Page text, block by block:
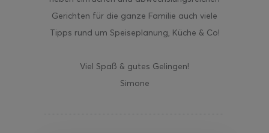
Gerichten für die ganze Familie auch viele
Tipps rund um Speiseplanung, Küche & Co!
Viel Spaß & gutes Gelingen!
Simone